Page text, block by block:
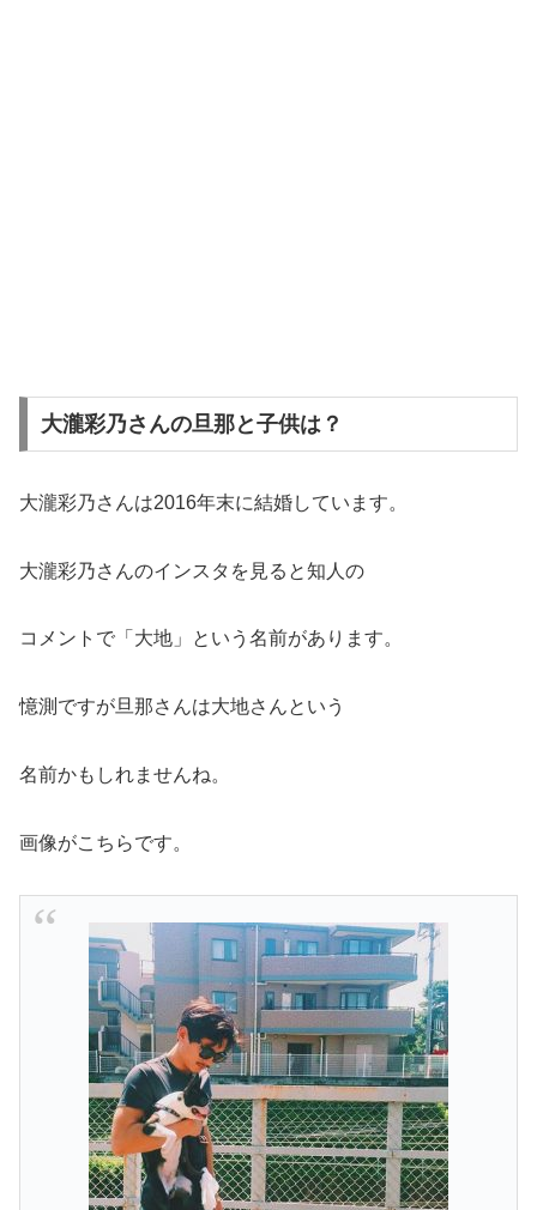
大瀧彩乃さんの旦那と子供は？
大瀧彩乃さんは2016年末に結婚しています。
大瀧彩乃さんのインスタを見ると知人の
コメントで「大地」という名前があります。
憶測ですが旦那さんは大地さんという
名前かもしれませんね。
画像がこちらです。